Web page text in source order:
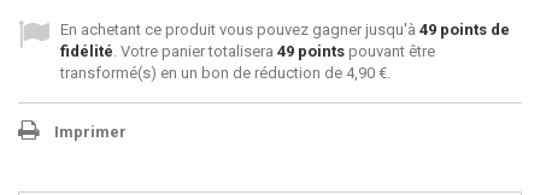
En achetant ce produit vous pouvez gagner jusqu'à 49 points de
fidélité. Votre panier totalisera 49 points pouvant être
transformé(s) en un bon de réduction de 4,90 €.
Imprimer